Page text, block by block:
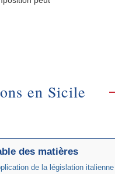
en Sicile
des matières
de la législation